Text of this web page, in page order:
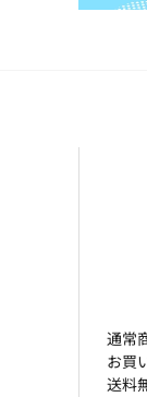
通常
お買
送料